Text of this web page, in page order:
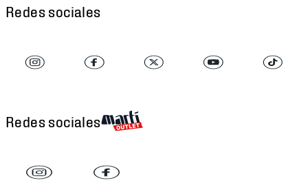
Redes sociales
Redes sociales